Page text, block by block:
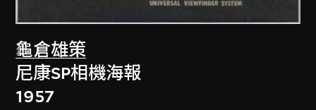
龜倉雄策
尼康SP相機海報
1957